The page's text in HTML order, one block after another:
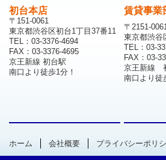
初台本店
〒151-0061
東京都渋谷区初台1丁目37番11
TEL：03-3376-4694
FAX：03-3376-4695
京王新線 初台駅
南口より徒歩1分！
賃貸事業
〒2151-
東京都渋谷
TEL：03-
FAX：03-
京王新線
南口より徒
ホーム 会社概要 プライバシーポリ